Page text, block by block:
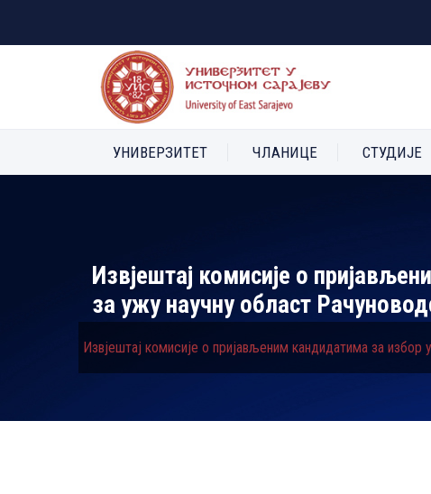
УНИВЕРЗИТЕТ ЧЛАНИЦЕ СТУДИЈЕ
Извјештај комисије о
за ужу научну област
Извјештај комисије о пријављеним кандидатима за